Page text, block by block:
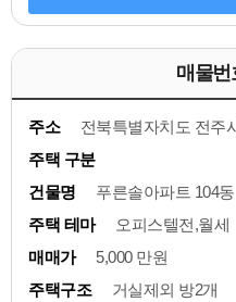
매물번
주소
전북특별자치도 전주
주택 구분
건물명
푸른솔아파트 104동
주택 테마
오피스텔전,월세
매매가
5,000 만원
주택구조
거실제외 방2개